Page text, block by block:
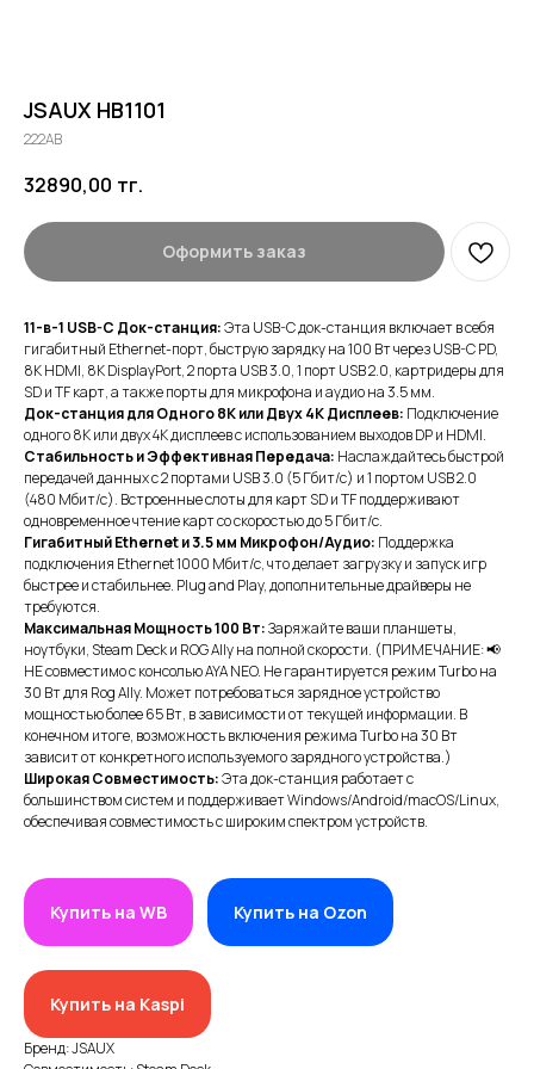
JSAUX HB1101
222AB
32890,00 тг.
Оформить заказ
11-в-1 USB-C Док-станция:Эта USB-C док-станция включает в себя
гигабитный Ethernet-порт, быструю зарядку на 100 Вт через USB-C PD,
8K HDMI, 8K DisplayPort, 2 порта USB 3.0, 1 порт USB 2.0, картридеры для
SD и TF карт, а также порты для микрофона и аудио на 3.5 мм.
Док-станция для Одного 8K или Двух 4K Дисплеев: Подключение
одного 8K или двух 4K дисплеев с использованием выходов DP и HDMI.
Стабильность и Эффективная Передача: Наслаждайтесь быстрой
передачей данных с 2 портами USB 3.0 (5 Гбит/с) и 1 портом USB 2.0
(480 Мбит/с). Встроенные слоты для карт SD и TF поддерживают
одновременное чтение карт со скоростью до 5 Гбит/с.
Гигабитный Ethernet и 3.5 мм Микрофон/Аудио: Поддержка
подключения Ethernet 1000 Мбит/с, что делает загрузку и запуск игр
быстрее и стабильнее. Plug and Play, дополнительные драйверы не
требуются.
Максимальная Мощность 100 Вт:Заряжайте ваши планшеты,
ноутбуки, Steam Deck и ROG Ally на полной скорости. (ПРИМЕЧАНИЕ: 📢
НЕ совместимо с консолью AYA NEO. Не гарантируется режим Turbo на
30 Вт для Rog Ally. Может потребоваться зарядное устройство
мощностью более 65 Вт, в зависимости от текущей информации. В
конечном итоге, возможность включения режима Turbo на 30 Вт
зависит от конкретного используемого зарядного устройства.)
Широкая Совместимость:Эта док-станция работает с
большинством систем и поддерживает Windows/Android/macOS/Linux,
обеспечивая совместимость с широким спектром устройств.
Купить на WB Купить на Ozon
Купить на Kaspi
Бренд: JSAUX
ИП XRTech
БИН/ИИН: 951227300034
ИИК: KZ95722S000007569370
КАТЕГОРИИ
Хиты продаж